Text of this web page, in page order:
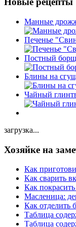
Манные
Печенье
Постный борщ
Блины на
Чайный
загрузка...
Хозяйке на
Как
Как сварить
Как
Масленица:
Как отделить
Таблица
Таблица